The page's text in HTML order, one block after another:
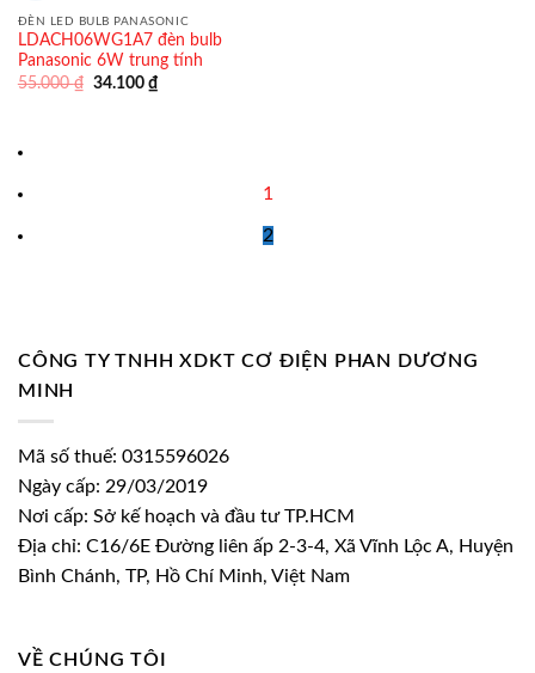
ĐÈN LED BULB PANASONIC
LDACH06WG1A7 đèn bulb
Panasonic 6W trung tính
55.000₫ Giá
34.100 ₫Giá
hiện
1
2
CÔNG TY TNHH XDKT CƠ ĐIỆN PHAN DƯƠNG
MINH
Mã số thuế: 0315596026
Ngày cấp: 29/03/2019
Nơi cấp: Sở kế hoạch và đầu tư TP.HCM
Địa chỉ: C16/6E Đường liên ấp 2-3-4, Xã Vĩnh Lộc A, Huyện
Bình Chánh, TP, Hồ Chí Minh, Việt Nam
VỀ CHÚNG TÔI